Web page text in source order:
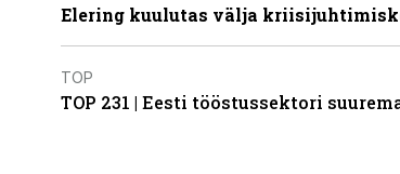
Elering kuulutas välja
TOP
TOP 231 | Eesti tööstussektori